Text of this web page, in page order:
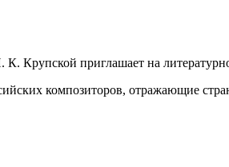
К. Крупской приглашает на
композиторов, отражающие